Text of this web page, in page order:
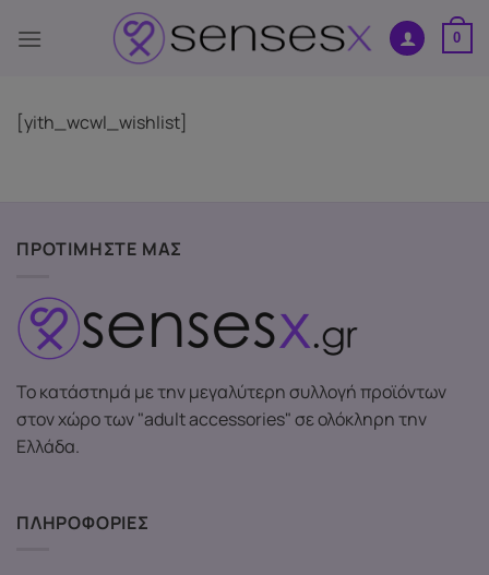
0
[yith_wcwl_wishlist]
ΠΡΟΤΙΜΗΣΤΕ ΜΑΣ
Το κατάστημά με την μεγαλύτερη συλλογή προϊόντων
στον χώρο των "adult accessories" σε ολόκληρη την
Ελλάδα.
ΠΛΗΡΟΦΟΡΙΕΣ